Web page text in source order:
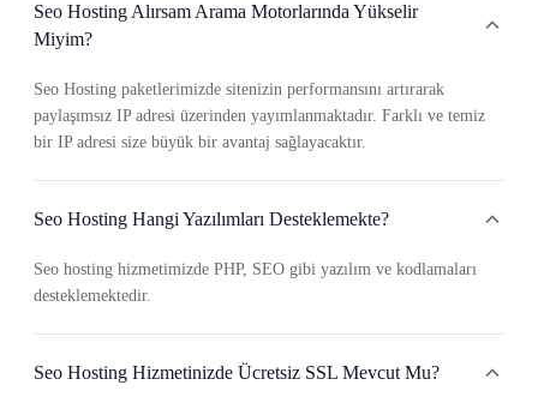
Seo Hosting Alırsam Arama Motorlarında Yükselir
Miyim?
Seo Hosting paketlerimizde sitenizin performansını artırarak
paylaşımsız IP adresi üzerinden yayımlanmaktadır. Farklı ve temiz
bir IP adresi size büyük bir avantaj sağlayacaktır.
Seo Hosting Hangi Yazılımları Desteklemekte?
Seo hosting hizmetimizde PHP, SEO gibi yazılım ve kodlamaları
desteklemektedir.
Seo Hosting Hizmetinizde Ücretsiz SSL Mevcut Mu?